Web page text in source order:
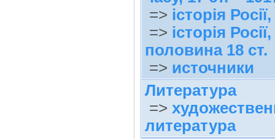
=> історія
=> історія
половина 18 ст.
=> источники
Литература
=>
литература